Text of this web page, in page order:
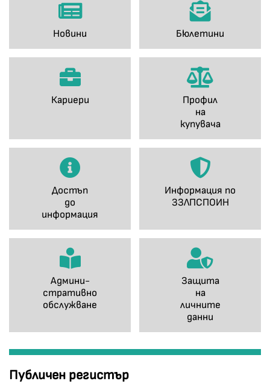
Новини Бюлетини
Кариери
Профил
на
купувача
Достъп
до
информация
Информация по
ЗЗЛПСПОИН
Админи-
стративно
обслужване
Защита
на
личните
данни
Публичен регистър